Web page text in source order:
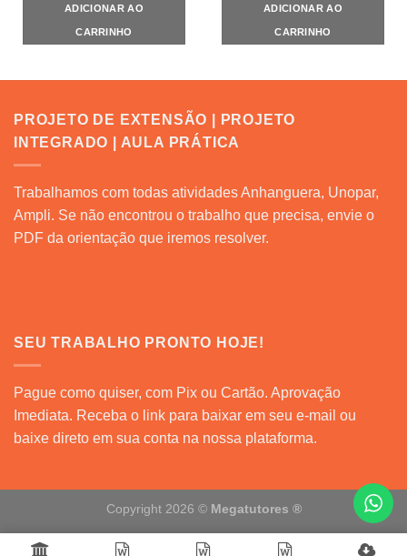
ADICIONAR AO
CARRINHO
ADICIONAR AO
CARRINHO
PROJETO DE EXTENSÃO | PROJETO
INTEGRADO | AULA PRÁTICA
Trabalhamos com todas atividades Anhanguera, Unopar,
Ampli. Se não encontrou o trabalho que precisa, envie o
PDF da orientação que iremos resolver.
SEU TRABALHO PRONTO HOJE!
Pague como quiser, com Pix ou Cartão. Aprovação
Imediata. Receba o link para baixar em seu e-mail ou
baixe direto em sua conta na nossa plataforma.
Copyright 2026 © Megatutores ®️